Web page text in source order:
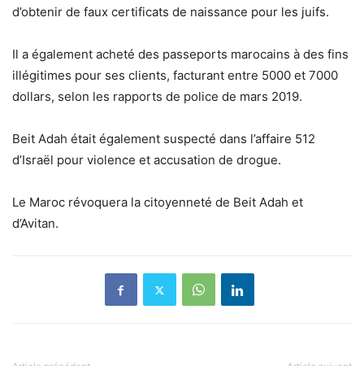
d’obtenir de faux certificats de naissance pour les juifs.
Il a également acheté des passeports marocains à des fins
illégitimes pour ses clients, facturant entre 5000 et 7000
dollars, selon les rapports de police de mars 2019.
Beit Adah était également suspecté dans l’affaire 512
d’Israël pour violence et accusation de drogue.
Le Maroc révoquera la citoyenneté de Beit Adah et
d’Avitan.